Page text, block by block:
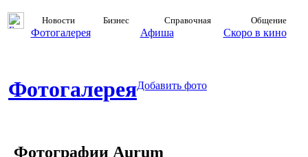
Новости Бизнес Справочная Общение
Фотогалерея Афиша Скоро в кино
ФотогалереяДобавить фото
Фотографии Aurum